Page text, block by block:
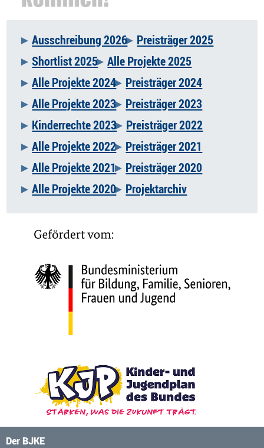
Navigation
überspringen
Ausschreibung 2026
Preisträger 2025
Shortlist 2025 Alle Projekte 2025
Alle Projekte 2024
Preisträger 2024
Alle Projekte 2023
Preisträger 2023
Kinderrechte 2023
Preisträger 2022
Alle Projekte 2022
Preisträger 2021
Alle Projekte 2021
Preisträger 2020
Alle Projekte 2020
Projektarchiv
Der BJKE